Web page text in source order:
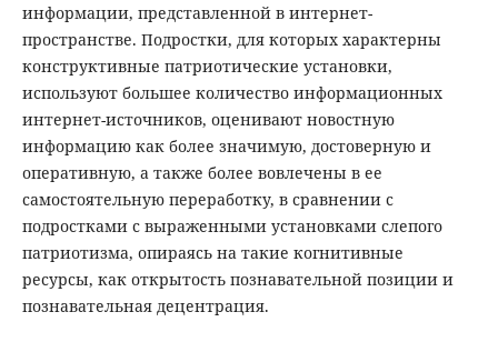
информации, представленной в интернет-
пространстве. Подростки, для которых характерны
конструктивные патриотические установки,
используют большее количество информационных
интернет-источников, оценивают новостную
информацию как более значимую, достоверную и
оперативную, а также более вовлечены в ее
самостоятельную переработку, в сравнении с
подростками с выраженными установками слепого
патриотизма, опираясь на такие когнитивные
ресурсы, как открытость познавательной позиции и
познавательная децентрация.